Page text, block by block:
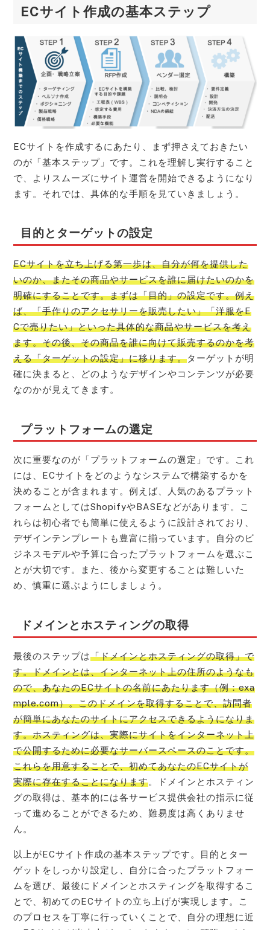
ECサイト作成の基本ステップ
ECサイトを作成するにあたり、まず押さえておきたい
のが「基本ステップ」です。これを理解し実行すること
で、よりスムーズにサイト運営を開始できるようになり
ます。それでは、具体的な手順を見ていきましょう。
目的とターゲットの設定
ECサイトを立ち上げる第一歩は、自分が何を提供した
いのか、またその商品やサービスを誰に届けたいのかを
明確にすることです。まずは「目的」の設定です。例え
ば、「手作りのアクセサリーを販売したい」「洋服をE
Cで売りたい」といった具体的な商品やサービスを考え
ます。その後、その商品を誰に向けて販売するのかを考
える「ターゲットの設定」に移ります。ターゲットが明
確に決まると、どのようなデザインやコンテンツが必要
なのかが見えてきます。
プラットフォームの選定
次に重要なのが「プラットフォームの選定」です。これ
には、ECサイトをどのようなシステムで構築するかを
決めることが含まれます。例えば、人気のあるプラット
フォームとしてはShopifyやBASEなどがあります。こ
れらは初心者でも簡単に使えるように設計されており、
デザインテンプレートも豊富に揃っています。自分のビ
ジネスモデルや予算に合ったプラットフォームを選ぶこ
とが大切です。また、後から変更することは難しいた
め、慎重に選ぶようにしましょう。
ドメインとホスティングの取得
最後のステップは「ドメインとホスティングの取得」で
す。ドメインとは、インターネット上の住所のようなも
ので、あなたのECサイトの名前にあたります（例：exa
mple.com）。このドメインを取得することで、訪問者
が簡単にあなたのサイトにアクセスできるようになりま
す。ホスティングは、実際にサイトをインターネット上
で公開するために必要なサーバースペースのことです。
これらを用意することで、初めてあなたのECサイトが
実際に存在することになります。ドメインとホスティン
グの取得は、基本的には各サービス提供会社の指示に従
って進めることができるため、難易度は高くありませ
ん。
以上がECサイト作成の基本ステップです。目的とター
ゲットをしっかり設定し、自分に合ったプラットフォー
ムを選び、最後にドメインとホスティングを取得するこ
とで、初めてのECサイトの立ち上げが実現します。こ
のプロセスを丁寧に行っていくことで、自分の理想に近